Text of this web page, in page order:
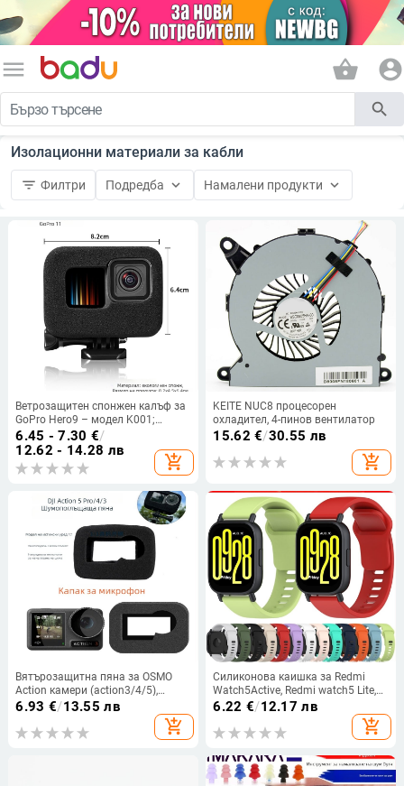
menu shopping_basket account_circle
search
Изолационни материали за кабли
filter_list Филтри Подредба keyboard_arrow_down Намалени продукти keyboard_arrow_down
Ветрозащитен спонжен калъф за
GoPro Hero9 – модел K001;
съвместим с GoPro Hero9;
материал: внесена гъба;
шумопонижаващ защитен калъф;
комплект: торбичка
6.45 - 7.30 €/
12.62 - 14.28 лв
add_shopping_cart
KEITE NUC8 процесорен
охладител, 4-пинов вентилатор
15.62 €/30.55 лв
add_shopping_cart
Вятърозащитна пяна за OSMO
Action камери (action3/4/5),
съвместима с рамка; материал:
памук; включва ветроустойчив
капак
6.93 €/13.55 лв
add_shopping_cart
Силиконова каишка за Redmi
Watch5Active, Redmi watch5 Lite,
Redmi 5 Youth Edition, гривна
6.22 €/12.17 лв
add_shopping_cart